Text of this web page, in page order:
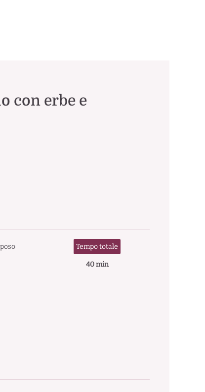
con erbe e
Tempo totale
40 min